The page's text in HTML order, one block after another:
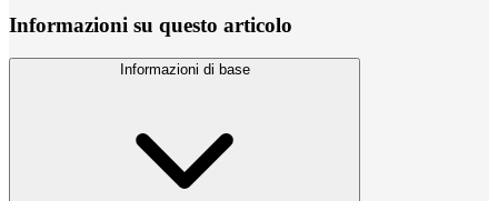
Informazioni su questo articolo
Informazioni di base